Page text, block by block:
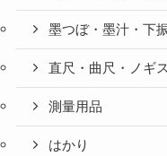
墨つぼ・墨汁・下
直尺・曲尺・ノギ
測量用品
はかり